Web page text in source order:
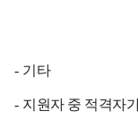
- 기타
- 지원자 중 적격자